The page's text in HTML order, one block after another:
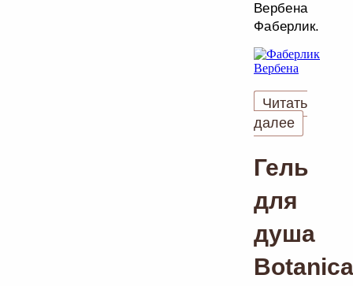
Вербена
Фаберлик.
Читать
далее
Гель
для
душа
Botanica